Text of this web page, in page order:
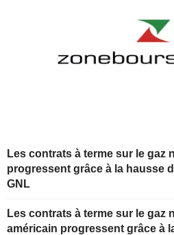
Les contrats à terme sur le gaz
progressent grâce à la hausse
GNL
Les contrats à terme sur le gaz
américain progressent grâce à